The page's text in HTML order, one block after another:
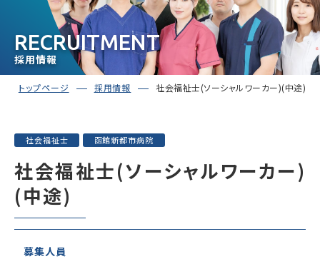
RECRUITMENT
採用情報
トップページ 採用情報 社会福祉士(ソーシャルワーカー)(中途)
社会福祉士 函館新都市病院
社会福祉士(ソーシャルワーカー)
(中途)
募集人員